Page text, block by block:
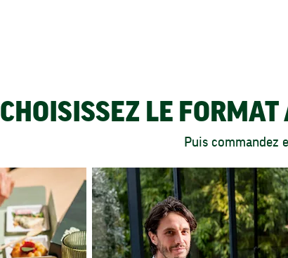
CHOISISSEZ LE
Puis commandez